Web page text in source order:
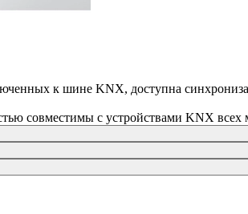
к шине KNX, доступна
совместимы с устройствами KNX всех